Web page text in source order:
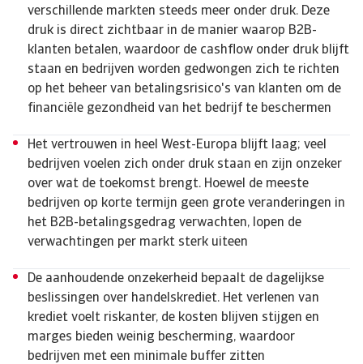
verschillende markten steeds meer onder druk. Deze
druk is direct zichtbaar in de manier waarop B2B-
klanten betalen, waardoor de cashflow onder druk blijft
staan en bedrijven worden gedwongen zich te richten
op het beheer van betalingsrisico's van klanten om de
financiële gezondheid van het bedrijf te beschermen
Het vertrouwen in heel West-Europa blijft laag; veel
bedrijven voelen zich onder druk staan en zijn onzeker
over wat de toekomst brengt. Hoewel de meeste
bedrijven op korte termijn geen grote veranderingen in
het B2B-betalingsgedrag verwachten, lopen de
verwachtingen per markt sterk uiteen
De aanhoudende onzekerheid bepaalt de dagelijkse
beslissingen over handelskrediet. Het verlenen van
krediet voelt riskanter, de kosten blijven stijgen en
marges bieden weinig bescherming, waardoor
bedrijven met een minimale buffer zitten